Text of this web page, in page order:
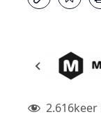
2.616keer